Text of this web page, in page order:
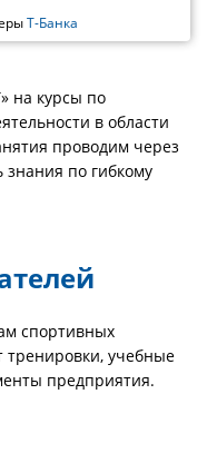
Т-Банка
на курсы по
в области
проводим через
знания по гибкому
спортивных
тренировки, учебные
предприятия.